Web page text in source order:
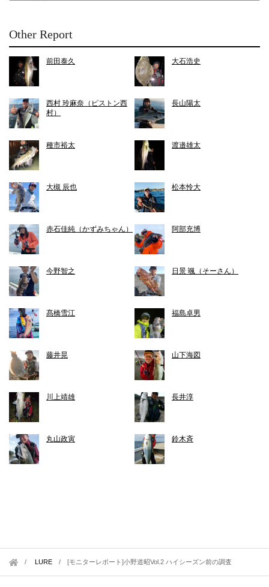
Other Report
前田泰久 大石浩史
西村 玲麻奈（ピストン西
村）
長山陽太
種市裕太 渡邉雄太
大槻 辰也 松本怜大
赤石佳純（かずみちゃん） 阿部充博
今野智之 日景 颯（そーさん）
髙橋雪江 福島卓男
藤井晃 山下海図
川上靖雄 長井淳
丸山政寅 鈴木斉
LURE /[モニターレポート]小野道昭Vol.2 ハイシーズン前の調査